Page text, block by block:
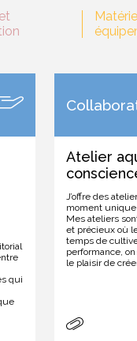
qui
Atelier
J’offre des
moment unique
Mes ateliers
et précieux où
temps de
performance,
le plaisir de